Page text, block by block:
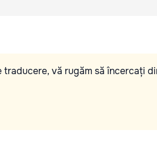
vă rugăm să încercați